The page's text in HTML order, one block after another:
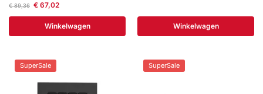
€89,36 €67,02
Winkelwagen Winkelwagen
SuperSale SuperSale